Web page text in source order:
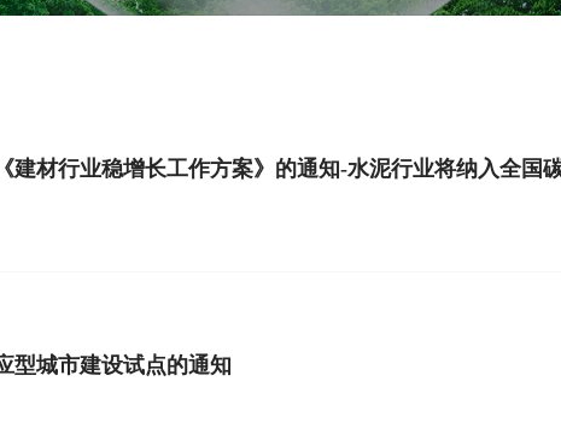
建材行业稳增长工作方案》的通知-水泥行业将纳入全国
型城市建设试点的通知